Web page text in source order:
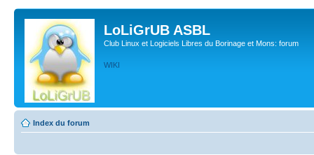
LoLiGrUB ASBL
Club Linux et Logiciels Libres du Borinage et Mons: forum
WIKI
Index du forum